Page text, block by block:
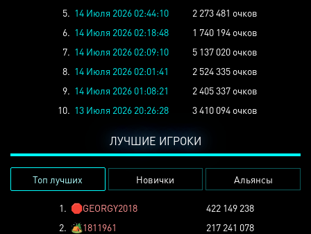
5. 14 Июля 2026 02:44:10
2 273 481 очков
6. 14 Июля 2026 02:18:48
1 740 194 очков
7. 14 Июля 2026 02:09:10
5 137 020 очков
8. 14 Июля 2026 02:01:41
2 524 335 очков
9. 14 Июля 2026 01:08:21
2 405 337 очков
10. 13 Июля 2026 20:26:28 3 410 094 очков
ЛУЧШИЕ ИГРОКИ
Топ лучших Новички Альянсы
1. 🛑GEORGY2018
422 149 238
2. 🏕️1811961
217 241 078